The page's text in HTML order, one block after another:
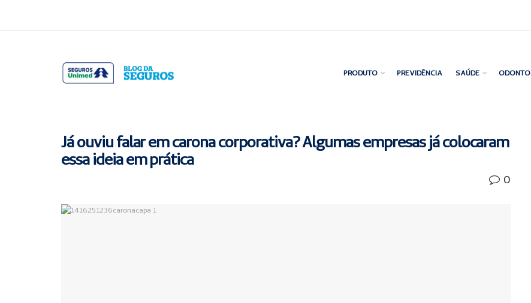
PRODUTO PREVIDÊNCIA SAÚDE ODONTO
Já ouviu falar em carona corporativa? Algumas empresas já colocaram
essa ideia em prática
0